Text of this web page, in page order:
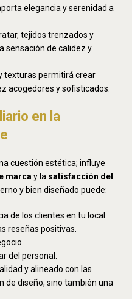
elegancia y serenidad a
tejidos trenzados y
sensación de calidez y
texturas permitirá crear
acogedores y sofisticados.
en la
cuestión estética; influye
marca y la satisfacción del
y bien diseñado puede:
de los clientes en tu local.
reseñas positivas.
del personal.
y alineado con las
de diseño, sino también una